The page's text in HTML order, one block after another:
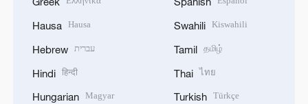
Hausa Hausa
Hebrew עברית
Hindi हिन्दी
Hungarian Magyar
Swahili Kiswahili
Tamil தமிழ்
Thai ไทย
Turkish Türkçe